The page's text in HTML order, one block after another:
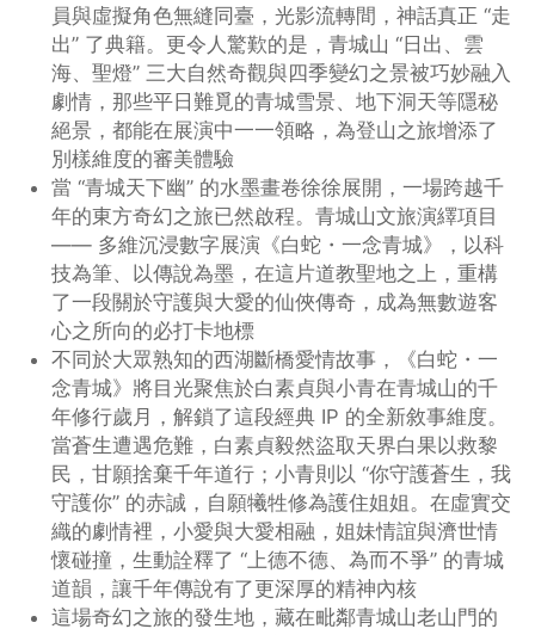
員與虛擬角色無縫同臺，光影流轉間，神話真正 “走
出” 了典籍。更令人驚歎的是，青城山 “日出、雲
海、聖燈” 三大自然奇觀與四季變幻之景被巧妙融入
劇情，那些平日難覓的青城雪景、地下洞天等隱秘
絕景，都能在展演中一一領略，為登山之旅增添了
別樣維度的審美體驗
當 “青城天下幽” 的水墨畫卷徐徐展開，一場跨越千
年的東方奇幻之旅已然啟程。青城山文旅演繹項目
—— 多維沉浸數字展演《白蛇・一念青城》，以科
技為筆、以傳說為墨，在這片道教聖地之上，重構
了一段關於守護與大愛的仙俠傳奇，成為無數遊客
心之所向的必打卡地標
不同於大眾熟知的西湖斷橋愛情故事，《白蛇・一
念青城》將目光聚焦於白素貞與小青在青城山的千
年修行歲月，解鎖了這段經典 IP 的全新敘事維度。
當蒼生遭遇危難，白素貞毅然盜取天界白果以救黎
民，甘願捨棄千年道行；小青則以 “你守護蒼生，我
守護你” 的赤誠，自願犧牲修為護住姐姐。在虛實交
織的劇情裡，小愛與大愛相融，姐妹情誼與濟世情
懷碰撞，生動詮釋了 “上德不德、為而不爭” 的青城
道韻，讓千年傳說有了更深厚的精神內核
這場奇幻之旅的發生地，藏在毗鄰青城山老山門的